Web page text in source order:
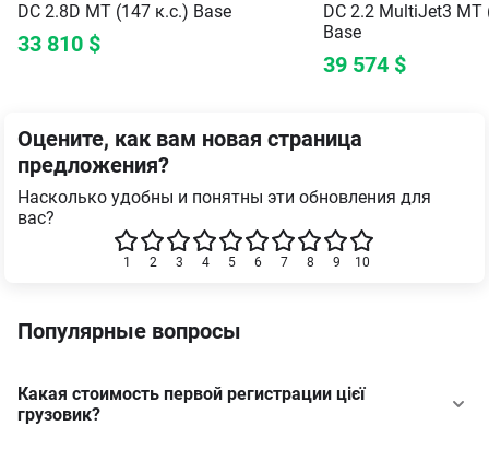
DC 2.8D MT (147 к.с.) Base
33 810 $
DC 2.2 MultiJet3 MT
Base
39 574 $
Оцените, как вам новая страница
предложения?
Насколько удобны и понятны эти обновления для
вас?
10
9
8
7
6
5
4
3
2
1
Популярные вопросы
Какая стоимость первой регистрации цієї
грузовик?